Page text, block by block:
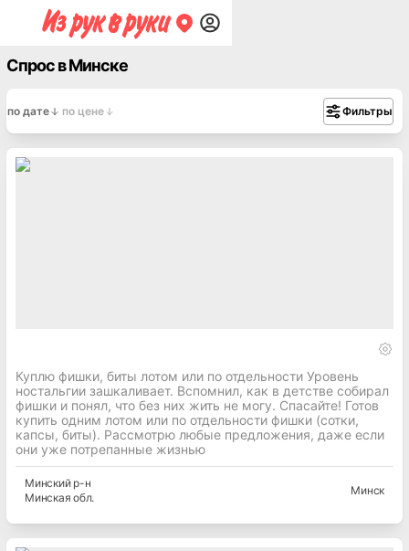
Спрос в Минске
по дате по цене Фильтры
Куплю фишки, биты лотом или по отдельности Уровень
ностальгии зашкаливает. Вспомнил, как в детстве собирал
фишки и понял, что без них жить не могу. Спасайте! Готов
купить одним лотом или по отдельности фишки (сотки,
капсы, биты). Рассмотрю любые предложения, даже если
они уже потрепанные жизнью
Минскийр-н
Минская обл.
Минск